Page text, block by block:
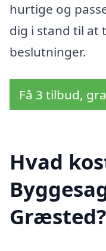
hurtige og
dig i stand til
beslutninger.
Få 3 tilbud,
Hvad
Græsted?